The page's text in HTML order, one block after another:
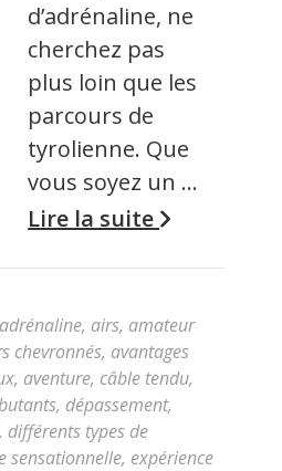
d’adrénaline, ne
cherchez pas
plus loin que les
parcours de
tyrolienne. Que
vous soyez un …
Lire la suite
adrénaline, airs, amateur
chevronnés, avantages
, aventure, câble tendu,
, dépassement,
, différents types de
sensationnelle, expérience